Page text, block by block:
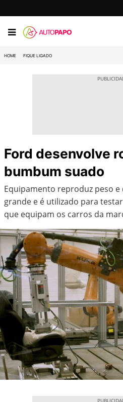
HOME FIQUE LIGADO
Ford desenvolve
bumbum suado
Equipamento reproduz peso
grande e é utilizado para
que equipam os carros da